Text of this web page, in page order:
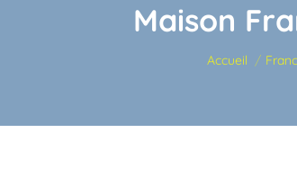
Maison
Vous êtes ici :
Accueil